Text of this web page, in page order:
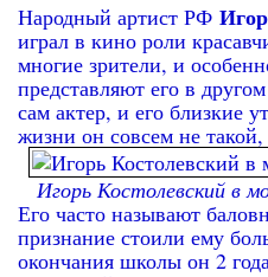
Народный артист РФ
играл в кино роли
многие зрители, и
представляют его в
сам актер, и его близкие
жизни он совсем не такой,
Игорь Костолевский в
Его часто называют
признание стоили ему
окончания школы он 2